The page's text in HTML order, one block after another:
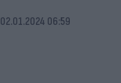
02.01.2024 06:59